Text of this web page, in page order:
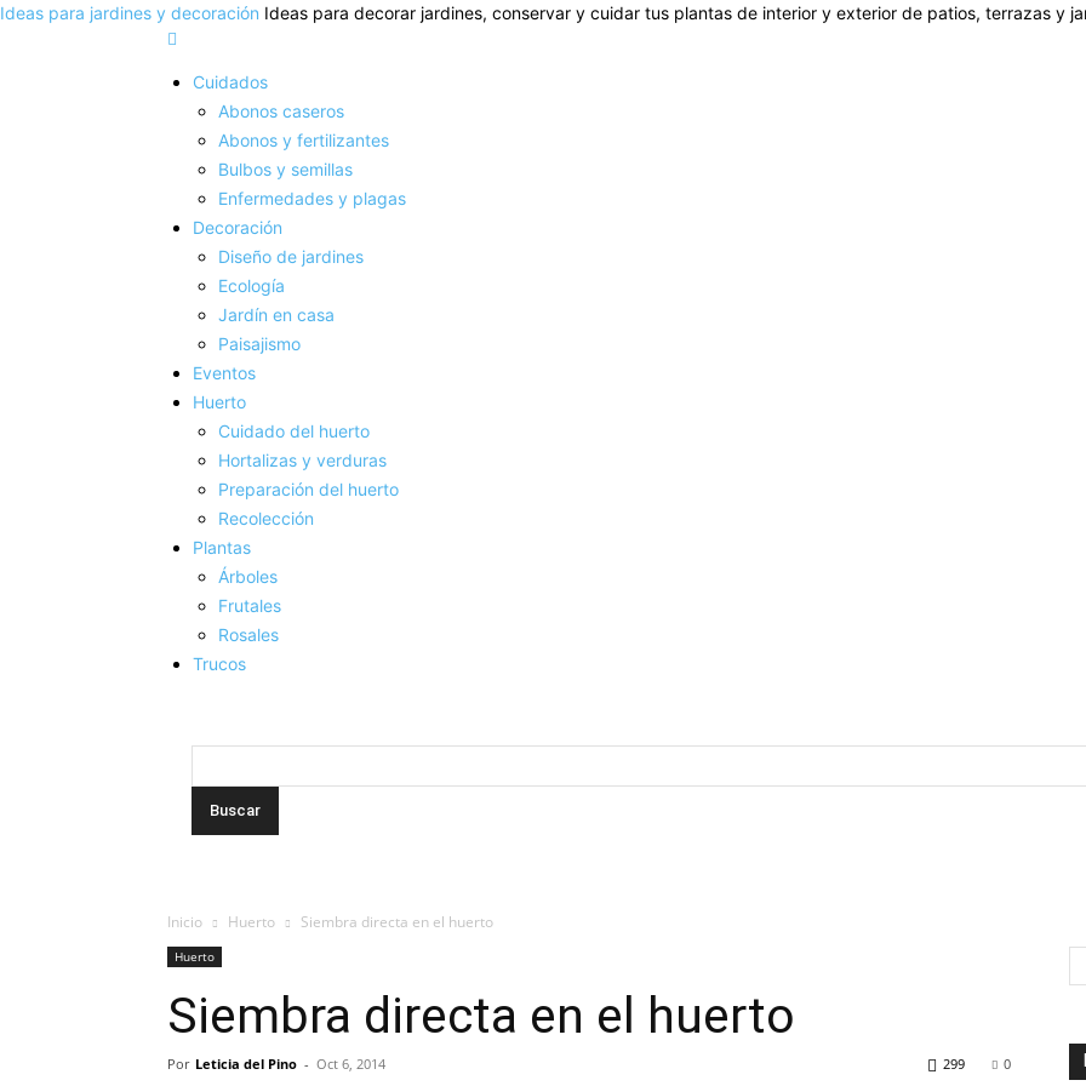
Ideas para jardines y decoración Ideas para decorar jardines, conservar y cuidar tus plantas de interior y exterior de patios, terrazas y
Cuidados
Abonos caseros
Abonos y fertilizantes
Bulbos y semillas
Enfermedades y plagas
Decoración
Diseño de jardines
Ecología
Jardín en casa
Paisajismo
Eventos
Huerto
Cuidado del huerto
Hortalizas y verduras
Preparación del huerto
Recolección
Plantas
Árboles
Frutales
Rosales
Trucos
Inicio Huerto Siembra directa en el huerto
Huerto
Siembra directa en el huerto
Por Leticia del Pino - Oct 6, 2014 0
299